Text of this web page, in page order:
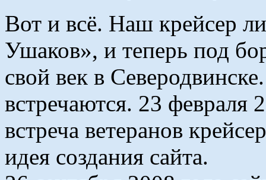
Вот и всё. Наш крейсер
Ушаков», и теперь под
свой век в
встречаются. 23 февраля
встреча ветеранов
идея создания сайта.